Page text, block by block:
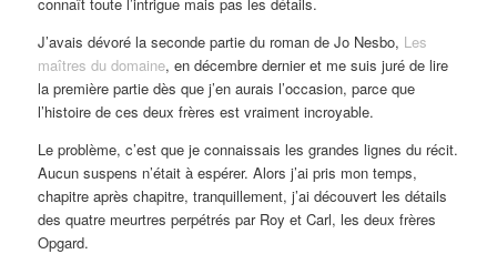
J’avais dévoré la seconde partie du roman de Jo Nesbo, Les
maîtres du domaine, en décembre dernier et me suis juré de lire
la première partie dès que j’en aurais l’occasion, parce que
l’histoire de ces deux frères est vraiment incroyable.
Le problème, c’est que je connaissais les grandes lignes du récit.
Aucun suspens n’était à espérer. Alors j’ai pris mon temps,
chapitre après chapitre, tranquillement, j’ai découvert les détails
des quatre meurtres perpétrés par Roy et Carl, les deux frères
Opgard.